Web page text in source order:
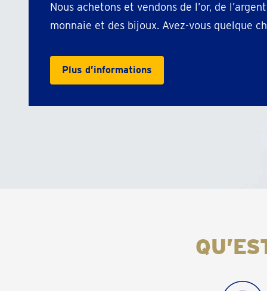
Nous achetons et vendons de l’or, de
monnaie et des bijoux. Avez-vous quelque
Plus d’informations